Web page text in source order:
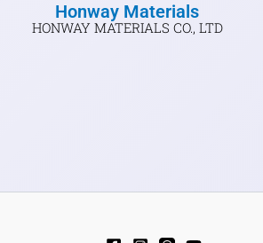
Honway Materials
HONWAY MATERIALS CO., LTD